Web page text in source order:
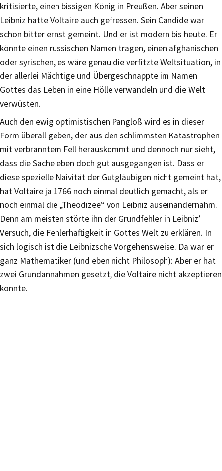
kritisierte, einen bissigen König in Preußen. Aber seinen
Leibniz hatte Voltaire auch gefressen. Sein Candide war
schon bitter ernst gemeint. Und er ist modern bis heute. Er
könnte einen russischen Namen tragen, einen afghanischen
oder syrischen, es wäre genau die verfitzte Weltsituation, in
der allerlei Mächtige und Übergeschnappte im Namen
Gottes das Leben in eine Hölle verwandeln und die Welt
verwüsten.
Auch den ewig optimistischen Pangloß wird es in dieser
Form überall geben, der aus den schlimmsten Katastrophen
mit verbranntem Fell herauskommt und dennoch nur sieht,
dass die Sache eben doch gut ausgegangen ist. Dass er
diese spezielle Naivität der Gutgläubigen nicht gemeint hat,
hat Voltaire ja 1766 noch einmal deutlich gemacht, als er
noch einmal die „Theodizee“ von Leibniz auseinandernahm.
Denn am meisten störte ihn der Grundfehler in Leibniz’
Versuch, die Fehlerhaftigkeit in Gottes Welt zu erklären. In
sich logisch ist die Leibnizsche Vorgehensweise. Da war er
ganz Mathematiker (und eben nicht Philosoph): Aber er hat
zwei Grundannahmen gesetzt, die Voltaire nicht akzeptieren
konnte.